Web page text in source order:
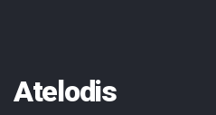
Atelodis